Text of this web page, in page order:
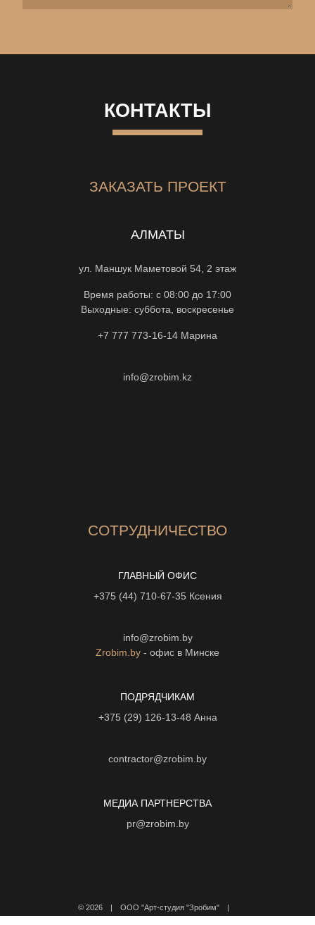
КОНТАКТЫ
ЗАКАЗАТЬ ПРОЕКТ
АЛМАТЫ
ул. Маншук Маметовой 54, 2 этаж
Время работы: с 08:00 до 17:00
Выходные: суббота, воскресенье
+7 777 773-16-14 Марина
info@zrobim.kz
СОТРУДНИЧЕСТВО
ГЛАВНЫЙ ОФИС
+375 (44) 710-67-35 Ксения
info@zrobim.by
Zrobim.by - офис в Минске
ПОДРЯДЧИКАМ
+375 (29) 126-13-48 Анна
contractor@zrobim.by
МЕДИА ПАРТНЕРСТВА
pr@zrobim.by
© 2026 | ООО "Арт-студия "Зробим" |